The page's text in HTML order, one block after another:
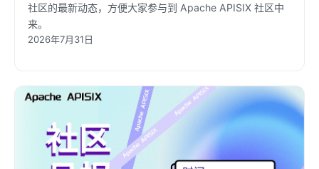
社区的最新动态，方便大家参与到 Apache APISIX 社区中
来。
2026年7月31日